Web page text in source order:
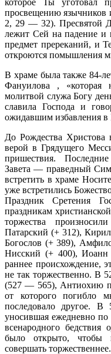
просвещению язычников
2, 29 — 32). Пресвятой
лежит Сей на падение и
предмет пререканий, и
откроются помышления
В храме была также 84-
Фануилова , «которая
молитвой служа Богу
славила Господа и
ожидавшим избавления
До Рождества
верой в Грядущего
пришествия.
Завета — праведный
встретить в храме
уже встретились
Праздник Сретения
праздникам
торжества
Патарский (+ 312),
Богослов (+ 389),
Нисский (+ 400), Иоанн
раннее происхождение,
не так торжественно. В
(527 — 565), Антиохию
от которого погибло
последовало другое. В
уносившая ежедневно по
всенародного бедствия
было открыто, чтобы
совершать торжественнее.